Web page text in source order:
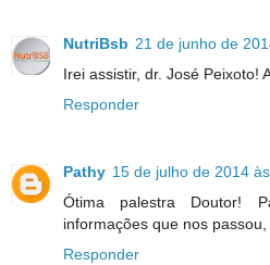
NutriBsb 21 de junho de
Irei assistir, dr. José Peixoto!
Responder
Pathy 15 de julho de 2014
Ótima palestra Doutor!
informações que nos passou,
Responder